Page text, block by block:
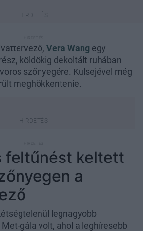
Vera Wang egy
köldökig dekoltált ruhában
szőnyegére. Külsejével még
meghökkentenie.
feltűnést keltett
a
legnagyobb
gála volt, ahol a leghíresebb